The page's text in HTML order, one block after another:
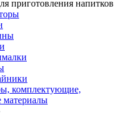
приготовления напитков
комплектующие,
материалы